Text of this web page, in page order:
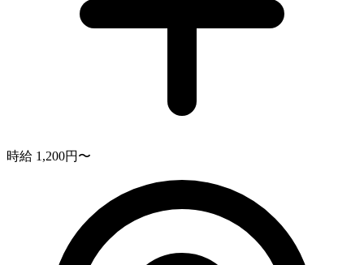
時給 1,200円〜